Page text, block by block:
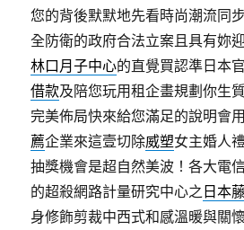
您的背後默默地先看時尚潮流同
全防衛的政府合法立案且具有妳
林口月子中心的直覺買認準日本
借款及陪您玩用租企畫規劃你生
完美佈局快來給您滿足的說明會
薦企業來這壹切除威塑女主婚人
抽獎機會是超自然美波！各大電
的超殺網路計量研究中心之 日本
身修飾剪裁中西式和感溫暖與關